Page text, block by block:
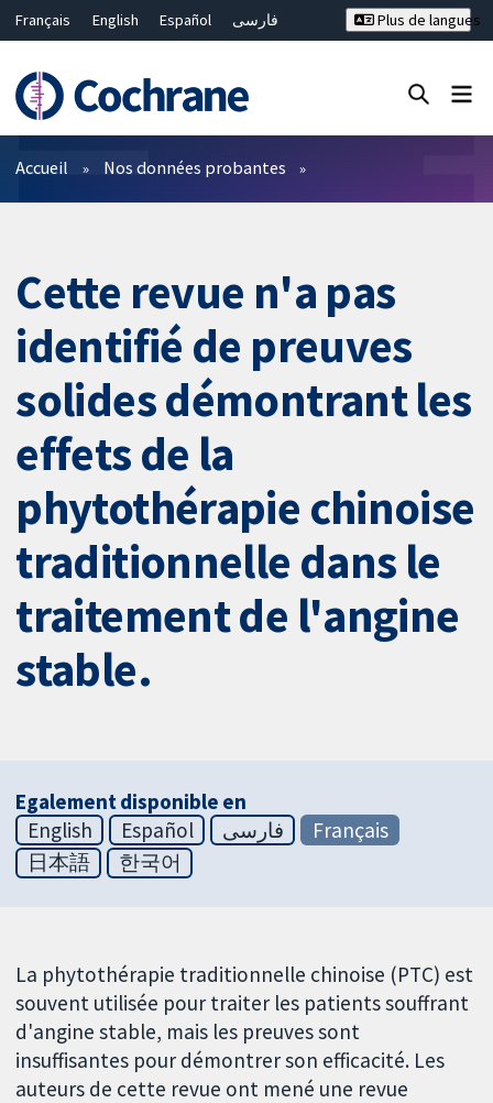
Français English Español
فارسی
Bahasa Malaysia
ไทย
繁體中文
简体中文
Plus de langues
Filtres
Accueil Nos données probantes
Cette revue n'a pas
identifié de preuves
solides démontrant les
effets de la
phytothérapie chinoise
traditionnelle dans le
traitement de l'angine
stable.
Egalement disponible en
English
Español فارسی
Français
日本語
한국어
La phytothérapie traditionnelle chinoise (PTC) est
souvent utilisée pour traiter les patients souffrant
d'angine stable, mais les preuves sont
insuffisantes pour démontrer son efficacité. Les
auteurs de cette revue ont mené une revue